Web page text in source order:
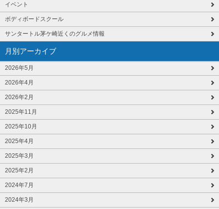
イベント
ボディボードスクール
サンタートル茅ケ崎近くのグルメ情報
月別アーカイブ
2026年5月
2026年4月
2026年2月
2025年11月
2025年10月
2025年4月
2025年3月
2025年2月
2024年7月
2024年3月